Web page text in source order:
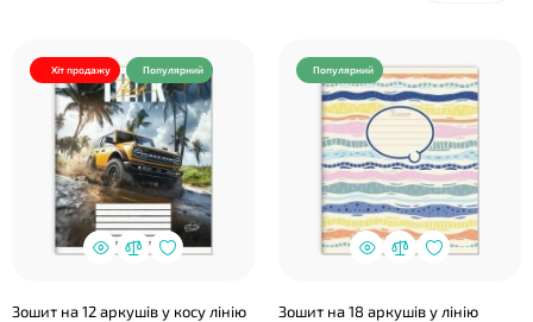
Хіт продажу Популярний
Зошит на 12 аркушів у косу лінію
Популярний
Зошит на 18 аркушів у лінію
❤